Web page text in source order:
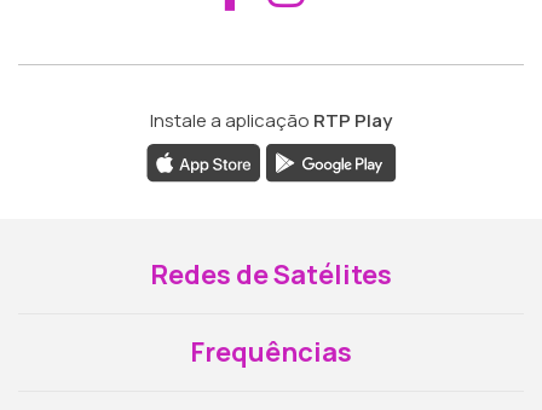
Instale a aplicação RTP Play
Redes de Satélites
Frequências